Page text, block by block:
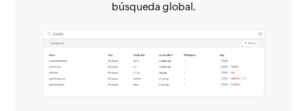
búsqueda global.